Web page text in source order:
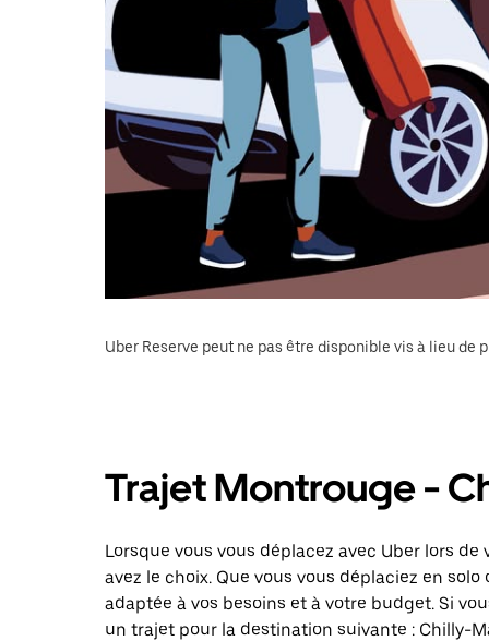
Uber Reserve peut ne pas être disponible vis à lieu de
Trajet Montrouge -
Lorsque vous vous déplacez avec Uber lors
avez le choix. Que vous vous déplaciez en
adaptée à vos besoins et à votre budget. Si
un trajet pour la destination suivante : Chilly-